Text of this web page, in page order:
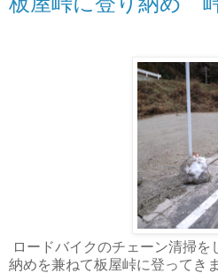
ロードバイクのチェーン清掃を
納めを兼ねて板屋峠に登ってき